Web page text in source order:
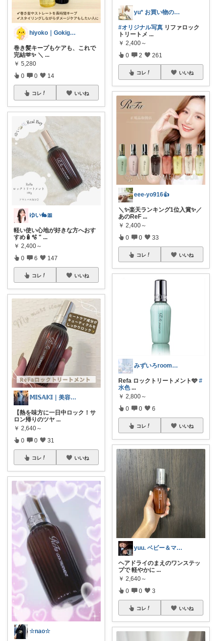
hiyoko｜Gokigenラボ🐥🫧
巻き髪キープもケアも、これで
完結🫶✨ ＼ ...
￥ 5,280
0 0 14
コレ いいね
ゆい🐇🎀
軽い使い心地が好きな方へおす
すめ🧴🫧 " ...
￥ 2,400～
0 6 147
コレ いいね
𝕄𝕀𝕊𝔸𝕂𝕀｜美容好きママ✧
【熱を味方に一日中ロック！サ
ロン帰りのツヤ ...
￥ 2,640～
0 0 31
コレ いいね
☆nao☆
yu* お買い物のみ🙇
#オリジナル写真 リファロック
トリートメ ...
￥ 2,400～
0 2 261
コレ いいね
eee-yo916👍
＼✨楽天ランキング1位入賞✨／
あのReF ...
￥ 2,400～
0 0 33
コレ いいね
みずいろroom🩵便利×かわいい
Refa ロックトリートメント🩵 #
水色 ...
￥ 2,800～
0 0 6
コレ いいね
yuu. ベビー＆ママおすすめ商品🌿
ヘアドライのまえのワンステッ
プで 軽やかに ...
￥ 2,640～
0 0 3
コレ いいね